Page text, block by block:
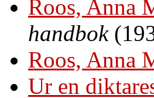
Roos, Anna
handbok
Roos, Anna
Ur en